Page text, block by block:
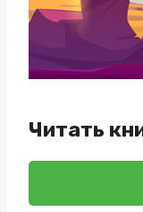
Читать